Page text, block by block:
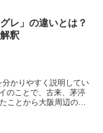
レ」の違いとは？
釈
かりやすく説明してい
のことで、古来、茅渟
ことから大阪周辺の海